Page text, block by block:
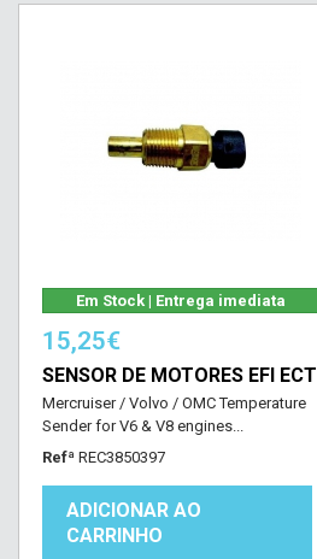
Em Stock | Entrega imediata
15,25€
SENSOR DE MOTORES EFI ECT
Mercruiser / Volvo / OMC Temperature
Sender for V6 & V8 engines...
Refª REC3850397
ADICIONAR AO
CARRINHO